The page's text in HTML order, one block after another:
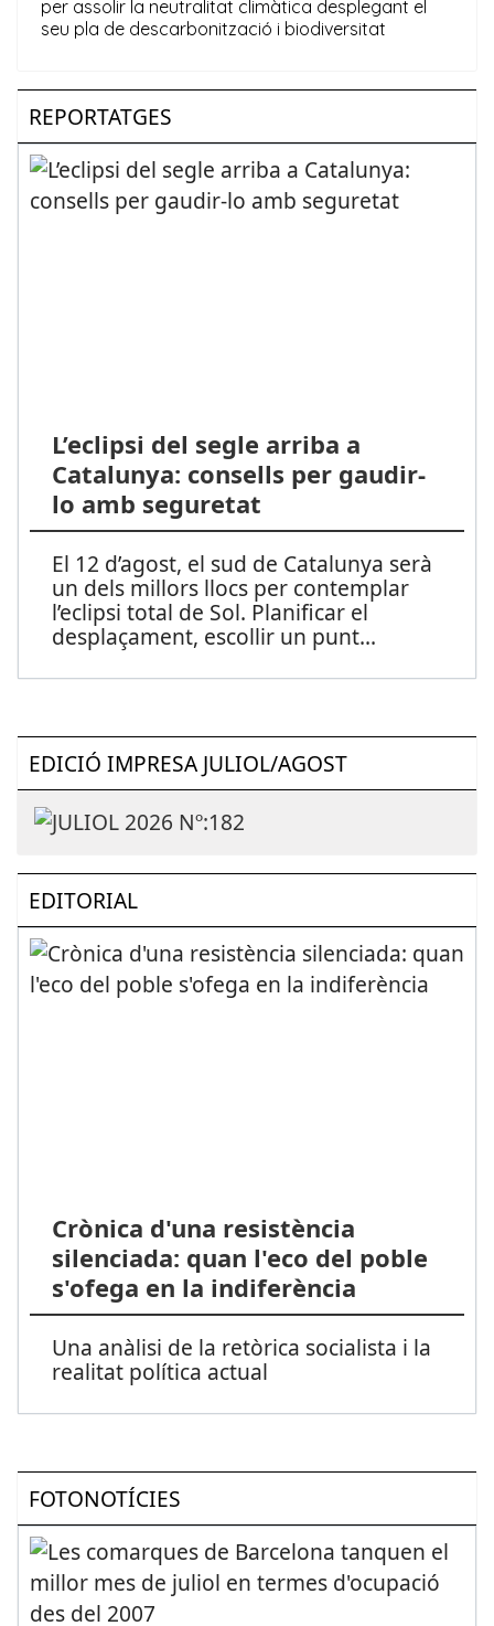
REPORTATGES
L’eclipsi del segle arriba a
Catalunya: consells per gaudir-
lo amb seguretat
El 12 d’agost, el sud de Catalunya serà
un dels millors llocs per contemplar
l’eclipsi total de Sol. Planificar el
desplaçament, escollir un punt...
EDICIÓ IMPRESA JULIOL/AGOST
EDITORIAL
Crònica d'una resistència
silenciada: quan l'eco del poble
s'ofega en la indiferència
Una anàlisi de la retòrica socialista i la
realitat política actual
FOTONOTÍCIES